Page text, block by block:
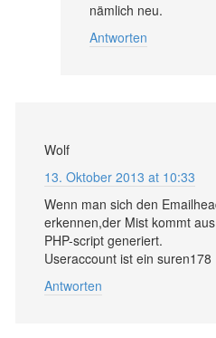
nämlich neu.
Antworten
Wolf
13. Oktober 2013 at 10:33
Wenn man sich den
erkennen,der Mist kommt
PHP-script generiert.
Useraccount ist ein suren178
Antworten